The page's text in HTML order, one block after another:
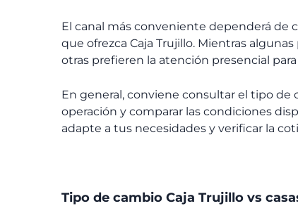
El canal más conveniente dependerá de
que ofrezca Caja Trujillo. Mientras
otras prefieren la atención presencial
En general, conviene consultar el tipo de
operación y comparar las condiciones
adapte a tus necesidades y verificar la
Tipo de cambio Caja Trujillo vs